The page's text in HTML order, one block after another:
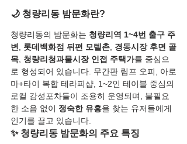
🌙 청량리동 밤문화란?
청량리동의 밤문화는 청량리역 1~4번 출구 주
변, 롯데백화점 뒤편 모텔촌, 경동시장 후면 골
목, 청량리청과물시장 인접 주택가를 중심으
로 형성되어 있습니다. 무간판 림프 오피, 아로
마+타이 복합 테라피샵, 1~2인 테이블 중심의
로컬 감성포차들이 조용히 운영되며, 불필요
한 소음 없이 정숙한 유흥을 찾는 유저들에게
인기를 끌고 있습니다.
✨ 청량리동 밤문화의 주요 특징